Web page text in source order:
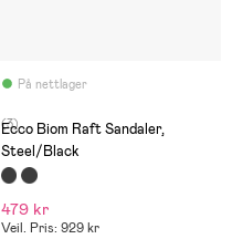
På nettlager
(3)
Ecco Biom Raft Sandaler,
Steel/Black
479 kr
Veil. Pris: 929 kr